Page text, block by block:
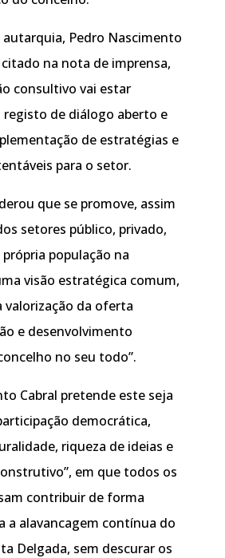
Pedro Nascimento
na nota de imprensa,
consultivo vai estar
registo de diálogo aberto e
de estratégias e
para o setor.
que se promove, assim
setores público, privado,
população na
visão estratégica comum,
valorização da oferta
e desenvolvimento
no seu todo”.
Cabral pretende este seja
democrática,
riqueza de ideias e
em que todos os
contribuir de forma
a alavancagem contínua do
Delgada, sem descurar os